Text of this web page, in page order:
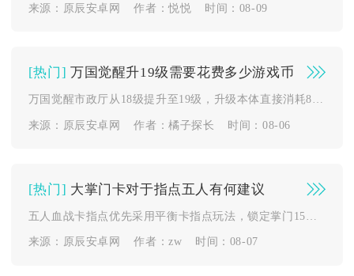
来源：原辰安卓网 作者：悦悦 时间：08-09
[热门] 万国觉醒升19级需要花费多少游戏币
来源：原辰安卓网 作者：橘子探长 时间：08-06
[热门] 大掌门卡对于指点五人有何建议
来源：原辰安卓网 作者：zw 时间：08-07